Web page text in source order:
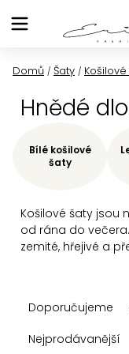
na
Domů / Šaty /
Hnědé
Košilové šaty jsou
od rána do
zemité, hřejivé a
Bílé košilové
šaty
aDoporučujeme
Nejprodávanější